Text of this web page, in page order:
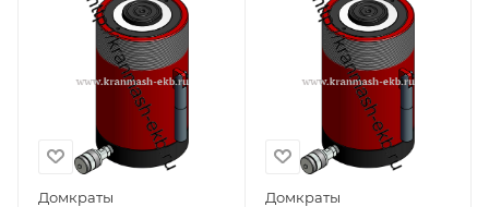
Домкраты
Домкраты